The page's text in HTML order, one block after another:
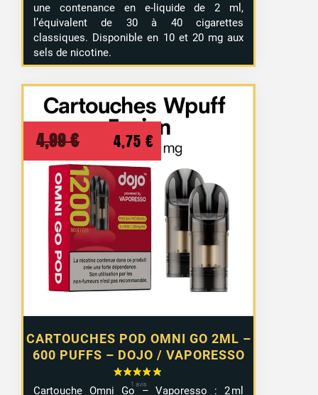
3 avis
une contenance en e-liquide de 2 ml,
l’équivalent de 30 à 40 cigarettes
classiques. Disponible en 10 et 20 mg aux
sels de nicotine.
CARTOUCHES POD OMNI GO 2ML –
600 PUFFS – DOJO / VAPORESSO
4,99€
Le
prix
initial
était :
4,99 €.
4,75 € Le
prix
actuel
est :
4,75 €.
Cartouche Omni Go – Vaporesso : 2 ml